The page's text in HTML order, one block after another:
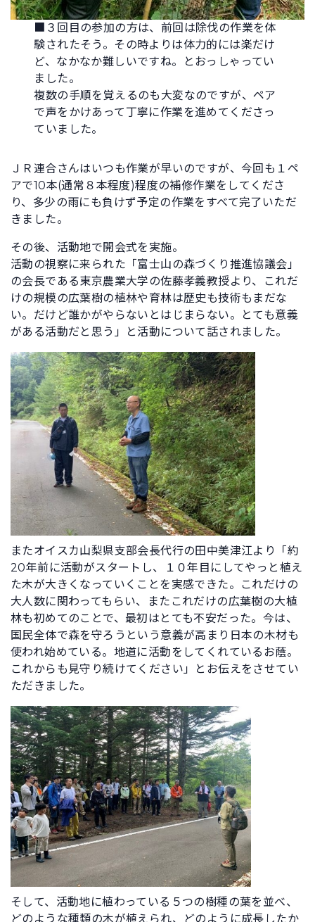
■３回目の参加の方は、前回は除伐の作業を体
験されたそう。その時よりは体力的には楽だけ
ど、なかなか難しいですね。とおっしゃってい
ました。
複数の手順を覚えるのも大変なのですが、ペア
で声をかけあって丁寧に作業を進めてくださっ
ていました。
ＪＲ連合さんはいつも作業が早いのですが、今回も１ペ
アで10本(通常８本程度)程度の補修作業をしてくださ
り、多少の雨にも負けず予定の作業をすべて完了いただ
きました。
その後、活動地で開会式を実施。
活動の視察に来られた「富士山の森づくり推進協議会」
の会長である東京農業大学の佐藤孝義教授より、これだ
けの規模の広葉樹の植林や育林は歴史も技術もまだな
い。だけど誰かがやらないとはじまらない。とても意義
がある活動だと思う」と活動について話されました。
またオイスカ山梨県支部会長代行の田中美津江より「約
20年前に活動がスタートし、１０年目にしてやっと植え
た木が大きくなっていくことを実感できた。これだけの
大人数に関わってもらい、またこれだけの広葉樹の大植
林も初めてのことで、最初はとても不安だった。今は、
国民全体で森を守ろうという意義が高まり日本の木材も
使われ始めている。地道に活動をしてくれているお蔭。
これからも見守り続けてください」とお伝えをさせてい
ただきました。
そして、活動地に植わっている５つの樹種の葉を並べ、
どのような種類の木が植えられ、どのように成長したか